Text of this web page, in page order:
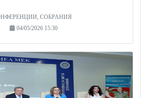
СОБРАНИЯ
04/05/2026 15:30